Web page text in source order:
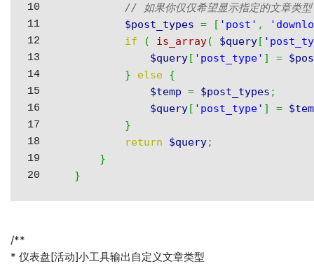
10
11
12
13
14
15
16
17
18
19
// 如果你仅仅希望显示指定的文章类
$post_types = [ 'post' ,
if
( is_array( $query[
$query[ 'post_type' ] =
}
else {
$temp = $post_types ;
$query[ 'post_type' ] =
}
return
$query;
}
}
/**
* 仪表盘[活动]小工具输出自定义文章类型